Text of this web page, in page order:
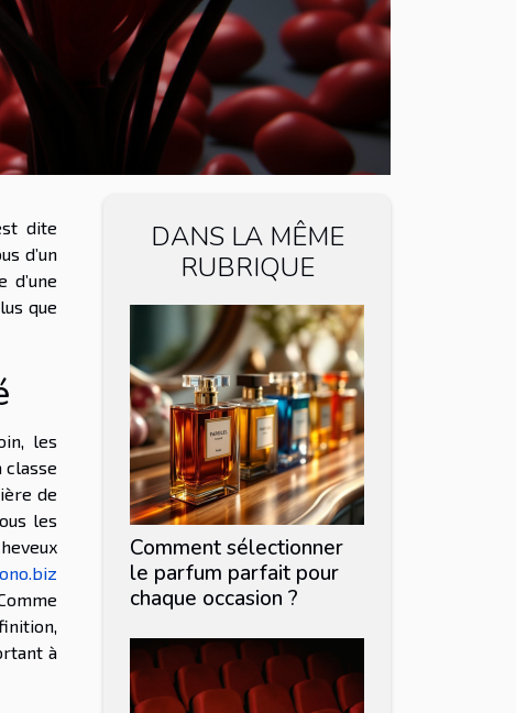
dite
d’un
que
les
classe
de
les
à
DANS LA MÊME
RUBRIQUE
Comment sélectionner
le parfum parfait pour
chaque occasion ?